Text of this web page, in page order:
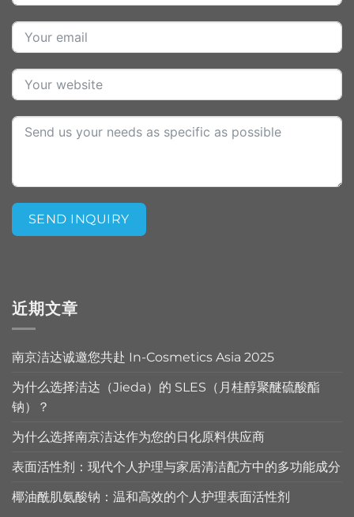
SEND INQUIRY
近期文章
南京洁达诚邀您共赴 In-Cosmetics Asia 2025
为什么选择洁达（Jieda）的 SLES（月桂醇聚醚硫酸酯
钠）？
为什么选择南京洁达作为您的日化原料供应商
表面活性剂：现代个人护理与家居清洁配方中的多功能成分
椰油酰肌氨酸钠：温和高效的个人护理表面活性剂